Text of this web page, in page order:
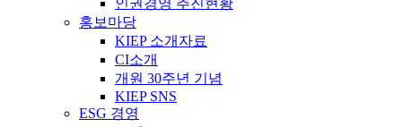
홍보마당
KIEP 소개자료
CI소개
개원 30주년 기념
KIEP SNS
ESG 경영